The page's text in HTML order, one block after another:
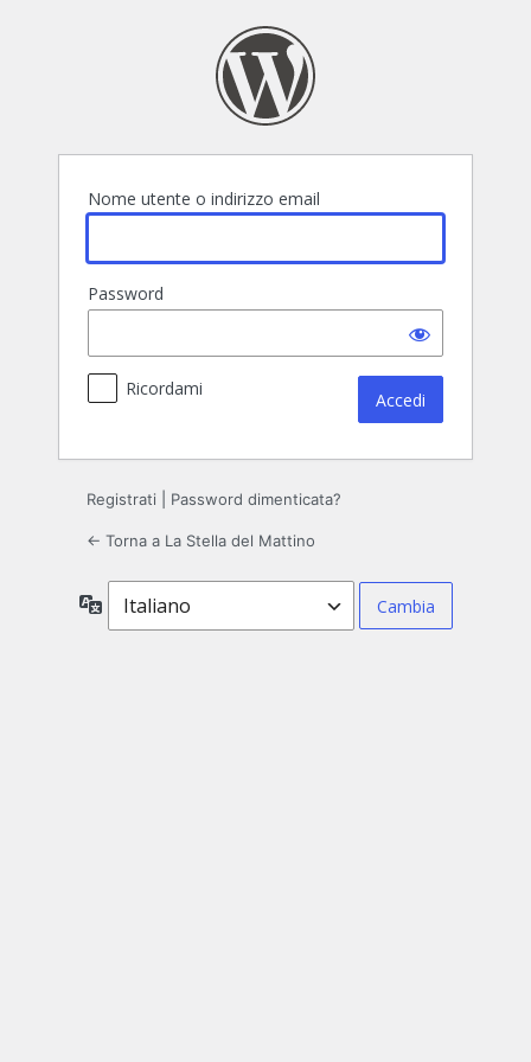
Nome utente o indirizzo email
Password
Ricordami
Registrati Password dimenticata?
← Torna a La Stella del Mattino
Lingua